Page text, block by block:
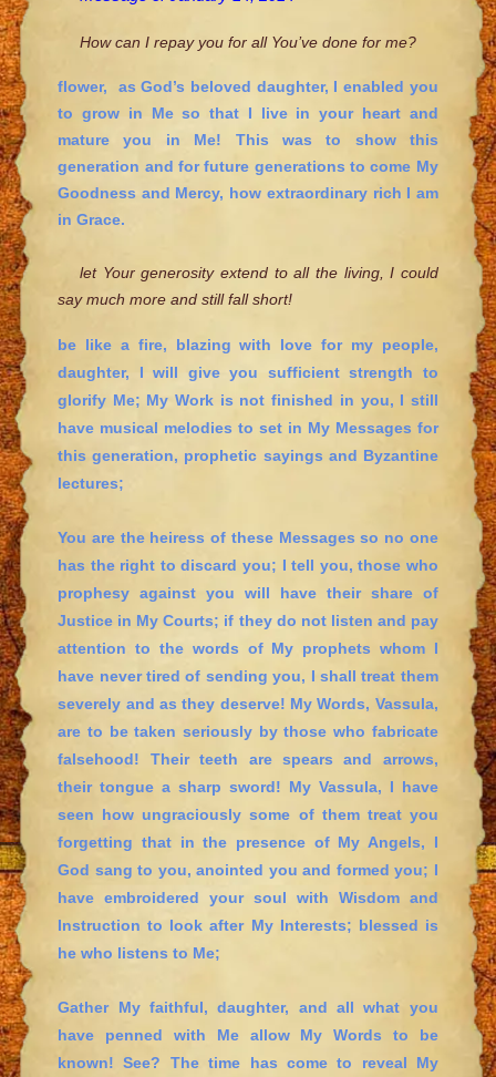
How can I repay you for all You’ve done for me?
flower, as God’s beloved daughter, I enabled you
to grow in Me so that I live in your heart and
mature you in Me! This was to show this
generation and for future generations to come My
Goodness and Mercy, how extraordinary rich I am
in Grace.
let Your generosity extend to all the living, I could
say much more and still fall short!
be like a fire, blazing with love for my people,
daughter, I will give you sufficient strength to
glorify Me; My Work is not finished in you, I still
have musical melodies to set in My Messages for
this generation, prophetic sayings and Byzantine
lectures;
You are the heiress of these Messages so no one
has the right to discard you; I tell you, those who
prophesy against you will have their share of
Justice in My Courts; if they do not listen and pay
attention to the words of My prophets whom I
have never tired of sending you, I shall treat them
severely and as they deserve! My Words, Vassula,
are to be taken seriously by those who fabricate
falsehood! Their teeth are spears and arrows,
their tongue a sharp sword! My Vassula, I have
seen how ungraciously some of them treat you
forgetting that in the presence of My Angels, I
God sang to you, anointed you and formed you; I
have embroidered your soul with Wisdom and
Instruction to look after My Interests; blessed is
he who listens to Me;
Gather My faithful, daughter, and all what you
have penned with Me allow My Words to be
known! See? The time has come to reveal My